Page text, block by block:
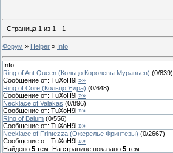
Страница 1 из 1 1
Форум » Helper » Info
Info
Ring of Ant Queen (Кольцо Королевы Муравьев) (0/839)
Сообщение от: TuXoH9l »»
Ring of Core (Кольцо Ядра) (0/648)
Сообщение от: TuXoH9l »»
Necklace of Valakas (0/896)
Сообщение от: TuXoH9l »»
Ring of Baium (0/556)
Сообщение от: TuXoH9l »»
Necklace of Frintezza (Ожерелье Фринтезы) (0/2667)
Сообщение от: TuXoH9l »»
Найдено 5 тем. На странице показано 5 тем.